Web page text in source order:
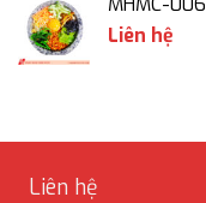
Liên hệ
Liên hệ